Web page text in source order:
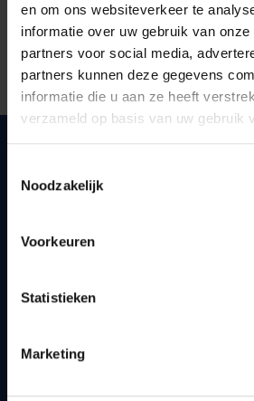
en om ons websiteverkeer te
informatie over uw gebruik van
partners voor social media,
partners kunnen deze gegevens
informatie die u aan ze heeft
verzameld op basis van uw gebruik
Noodzakelijk
Voorkeuren
Statistieken
Marketing
Quick links
How to get to the VUB